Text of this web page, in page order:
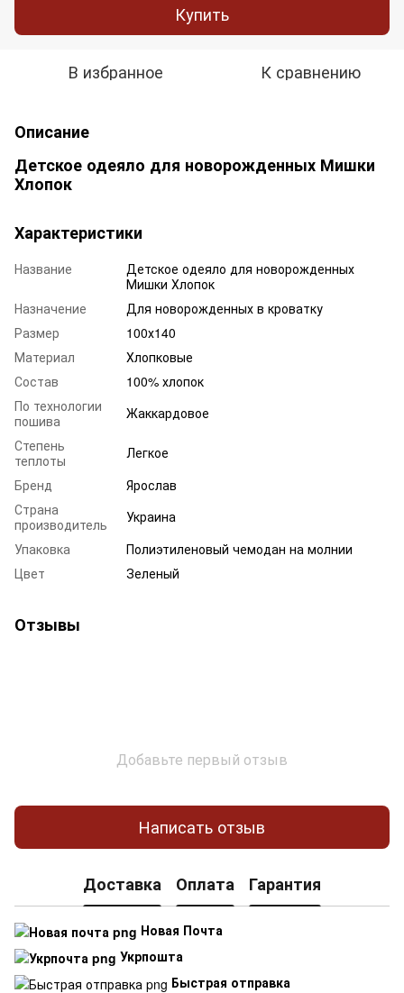
Купить
В избранное К сравнению
Описание
Детское одеяло для новорожденных Мишки
Хлопок
Характеристики
Название
Детское одеяло для новорожденных
Мишки Хлопок
Назначение
Для новорожденных в кроватку
Размер
100х140
Материал
Хлопковые
Состав
100% хлопок
По технологии
пошива
Жаккардовое
Степень
теплоты
Легкое
Бренд
Ярослав
Страна
производитель
Украина
Упаковка
Полиэтиленовый чемодан на молнии
Цвет
Зеленый
Отзывы
Добавьте первый отзыв
Написать отзыв
Доставка Оплата Гарантия
Новая Почта
Укрпошта
Быстрая отправка